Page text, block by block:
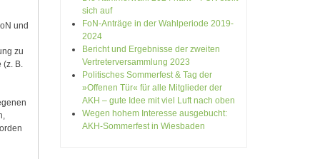
und
zu
(z. B.
sich auf
FoN-Anträge in der Wahlperiode 2019-
2024
Bericht und Ergebnisse der zweiten
Vertreterversammlung 2023
Politisches Sommerfest & Tag der
»Offenen Tür« für alle Mitglieder der
AKH – gute Idee mit viel Luft nach oben
Wegen hohem Interesse ausgebucht:
AKH-Sommerfest in Wiesbaden